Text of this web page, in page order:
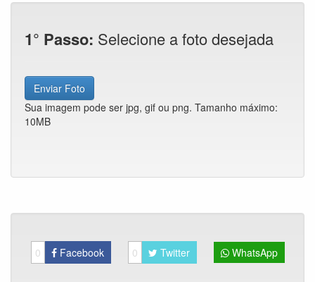
1° Passo: Selecione a foto desejada
Enviar Foto
Sua imagem pode ser jpg, gif ou png. Tamanho máximo:
10MB
0 Facebook 0 Twitter WhatsApp